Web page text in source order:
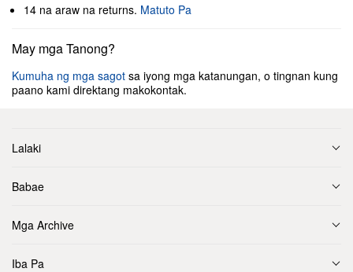
14 na araw na returns. Matuto Pa
May mga Tanong?
Kumuha ng mga sagot sa iyong mga katanungan, o tingnan kung
paano kami direktang makokontak.
Lalaki
Babae
Mga Archive
Iba Pa